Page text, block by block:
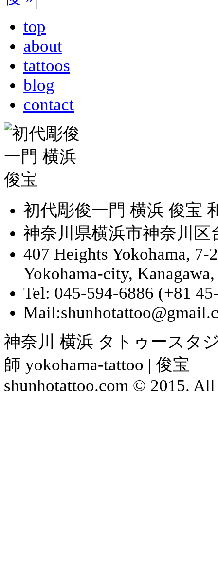
top
about
tattoos
blog
contact
初代彫俊一門 横浜 俊宝
神奈川県横浜市神奈川区
407 Heights Yokohama,
Yokohama-city, Kanagawa,
Tel: 045-594-6886 (+81
神奈川 横浜 タトゥースタ
師 yokohama-tattoo | 俊宝
shunhotattoo.com © 2015. All